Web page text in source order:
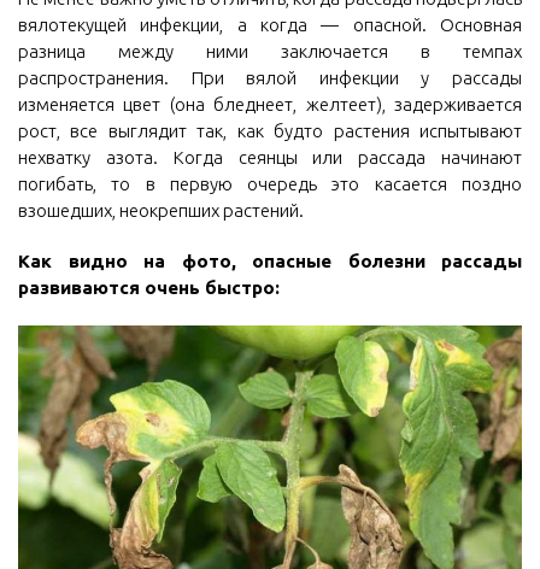
вялотекущей инфекции, а когда — опасной. Основная
разница между ними заключается в темпах
распространения. При вялой инфекции у рассады
изменяется цвет (она бледнеет, желтеет), задерживается
рост, все выглядит так, как будто растения испытывают
нехватку азота. Когда сеянцы или рассада начинают
погибать, то в первую очередь это касается поздно
взошедших, неокрепших растений.
Как видно на фото, опасные болезни рассады
развиваются очень быстро: